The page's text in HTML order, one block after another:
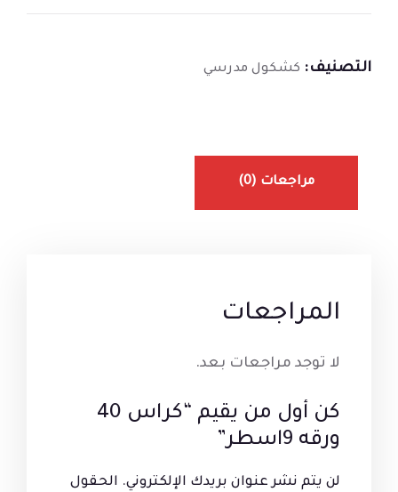
التصنيف: كشكول مدرسي
مراجعات (0)
المراجعات
لا توجد مراجعات بعد.
كن أول من يقيم “كراس 40
ورقه 9اسطر”
لن يتم نشر عنوان بريدك الإلكتروني. الحقول